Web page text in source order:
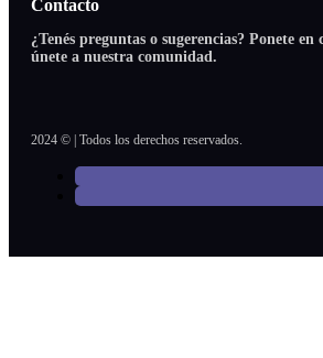
Contacto
¿Tenés preguntas o sugerencias? Ponete
únete a nuestra comunidad.
2024 © | Todos los derechos reservados.